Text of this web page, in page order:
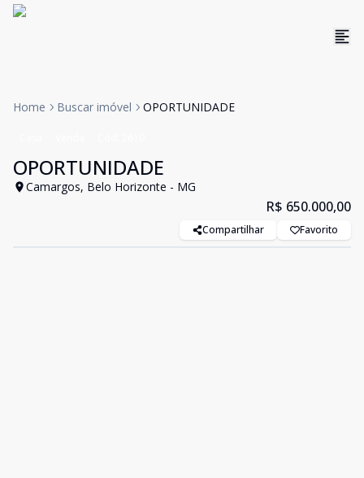
Home Buscar imóvel OPORTUNIDADE
OPORTUNIDADE
Camargos, Belo Horizonte - MG
R$ 650.000,00
Compartilhar Favorito